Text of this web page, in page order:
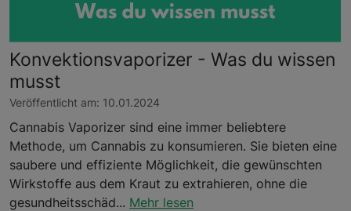
Konvektionsvaporizer - Was du wissen
musst
Veröffentlicht am: 10.01.2024
Cannabis Vaporizer sind eine immer beliebtere
Methode, um Cannabis zu konsumieren. Sie bieten eine
saubere und effiziente Möglichkeit, die gewünschten
Wirkstoffe aus dem Kraut zu extrahieren, ohne die
gesundheitsschäd... Mehr lesen